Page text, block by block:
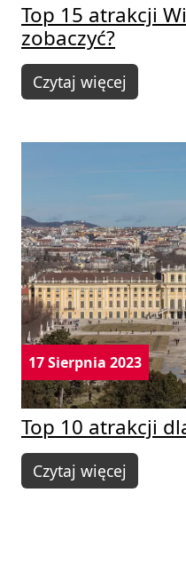
Top 15 atrakcji
zobaczyć?
Czytaj więcej
17 Sierpnia 2023
Top 10 atrakcji
Czytaj więcej